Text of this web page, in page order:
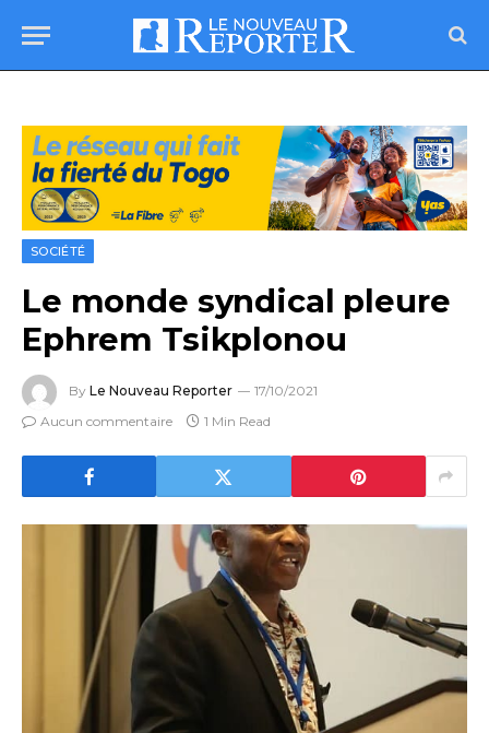
SOCIÉTÉ
Le monde syndical pleure
Ephrem Tsikplonou
By Le Nouveau Reporter
17/10/2021
Aucun commentaire
1 Min Read